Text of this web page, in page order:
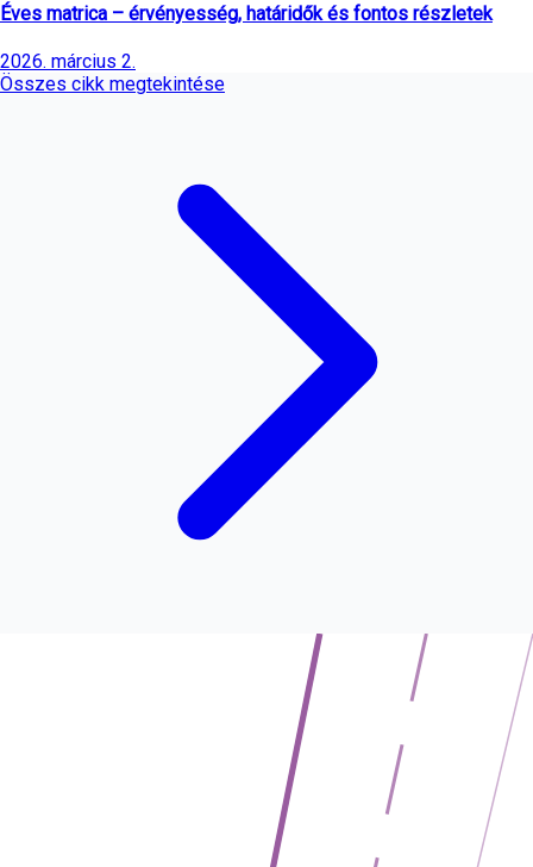
Éves matrica – érvényesség, határidők és fontos részletek
2026. március 2.
Összes cikk megtekintése